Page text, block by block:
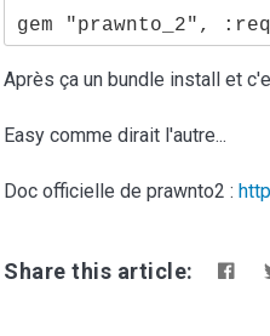
Après ça un bundle install et
Easy comme dirait l'autre...
Doc officielle de prawnto2 :
Share this article: